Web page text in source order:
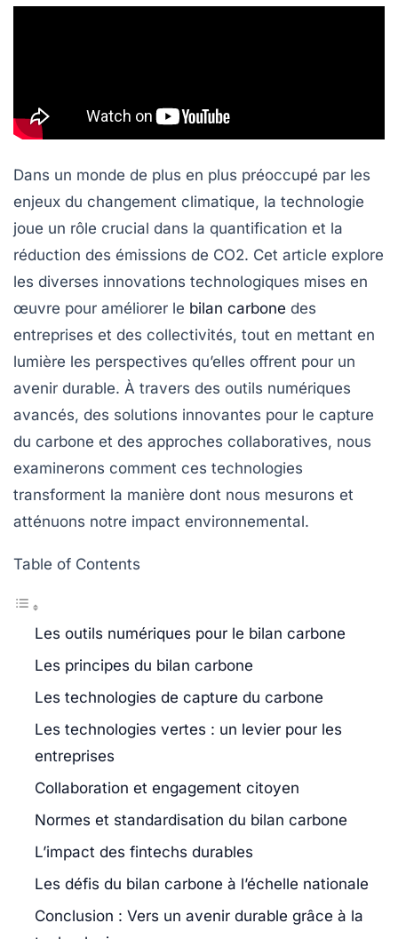
Dans un monde de plus en plus préoccupé par les
enjeux du changement climatique, la technologie
joue un rôle crucial dans la quantification et la
réduction des émissions de CO2. Cet article explore
les diverses innovations technologiques mises en
œuvre pour améliorer le bilan carbone des
entreprises et des collectivités, tout en mettant en
lumière les perspectives qu’elles offrent pour un
avenir durable. À travers des outils numériques
avancés, des solutions innovantes pour le capture
du carbone et des approches collaboratives, nous
examinerons comment ces technologies
transforment la manière dont nous mesurons et
atténuons notre impact environnemental.
Table of Contents
Les outils numériques pour le bilan carbone
Les principes du bilan carbone
Les technologies de capture du carbone
Les technologies vertes : un levier pour les
entreprises
Collaboration et engagement citoyen
Normes et standardisation du bilan carbone
L’impact des fintechs durables
Les défis du bilan carbone à l’échelle nationale
Conclusion : Vers un avenir durable grâce à la